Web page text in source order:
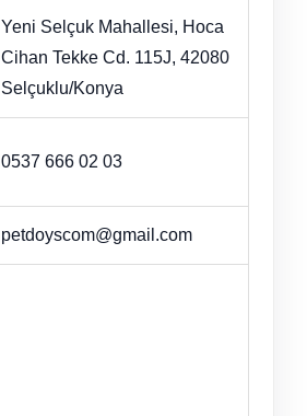
Yeni Selçuk Mahallesi, Hoca
Cihan Tekke Cd. 115J, 42080
Selçuklu/Konya
0537 666 02 03
petdoyscom@gmail.com